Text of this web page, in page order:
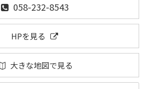
058-232-8543
HPを見る
大きな地図で見る